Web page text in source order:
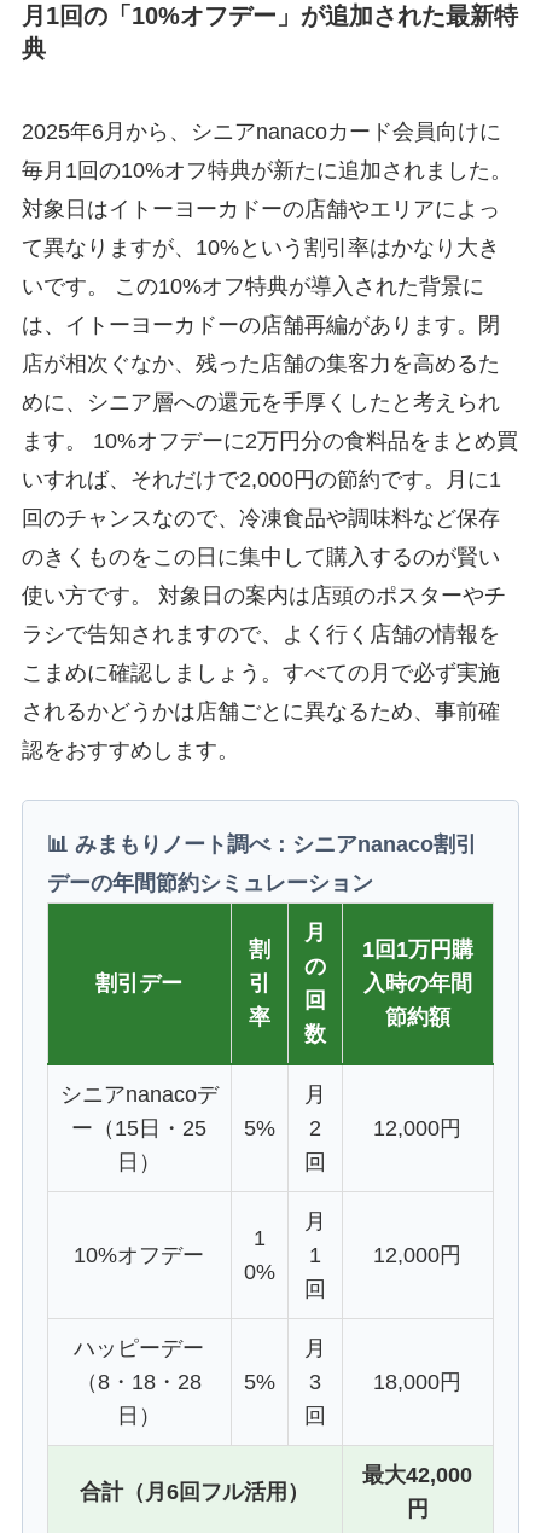
月1回の「10%オフデー」が追加された最新特
典
2025年6月から、シニアnanacoカード会員向けに
毎月1回の10%オフ特典が新たに追加されました。
対象日はイトーヨーカドーの店舗やエリアによっ
て異なりますが、10%という割引率はかなり大き
いです。 この10%オフ特典が導入された背景に
は、イトーヨーカドーの店舗再編があります。閉
店が相次ぐなか、残った店舗の集客力を高めるた
めに、シニア層への還元を手厚くしたと考えられ
ます。 10%オフデーに2万円分の食料品をまとめ買
いすれば、それだけで2,000円の節約です。月に1
回のチャンスなので、冷凍食品や調味料など保存
のきくものをこの日に集中して購入するのが賢い
使い方です。 対象日の案内は店頭のポスターやチ
ラシで告知されますので、よく行く店舗の情報を
こまめに確認しましょう。すべての月で必ず実施
されるかどうかは店舗ごとに異なるため、事前確
認をおすすめします。
📊 みまもりノート調べ：シニアnanaco割引
デーの年間節約シミュレーション
割引デー
割
引
率
月
の
回
数
1回1万円購
入時の年間
節約額
シニアnanacoデ
ー（15日・25
日）
5%
月
2
回
12,000円
10%オフデー
1
0%
月
1
回
12,000円
ハッピーデー
（8・18・28
日）
5%
月
3
回
18,000円
合計（月6回フル活用）
最大42,000
円